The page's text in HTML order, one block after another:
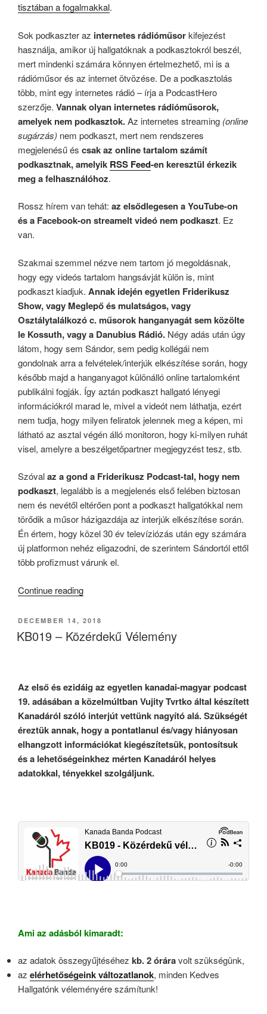
tisztában a fogalmakkal.
Sok podkaszter az internetes rádióműsorkifejezést
használja, amikor új hallgatóknak a podkasztokról beszél,
mert mindenki számára könnyen értelmezhető, mi is a
rádióműsor és az internet ötvözése. De a podkasztolás
több, mint egy internetes rádió – írja a PodcastHero
szerzője. Vannak olyan internetes rádióműsorok,
amelyek nem podkasztok.Az internetes streaming (online
sugárzás) nem podkaszt, mert nem rendszeres
megjelenésű és csak az online tartalom számít
podkasztnak, amelyik RSS Feed-en keresztül érkezik
meg a felhasználóhoz.
Rossz hírem van tehát: az elsődlegesen a YouTube-on
és a Facebook-on streamelt videó nem podkaszt. Ez
van.
Szakmai szemmel nézve nem tartom jó megoldásnak,
hogy egy videós tartalom hangsávját külön is, mint
podkaszt kiadjuk. Annak idején egyetlen Friderikusz
Show, vagy Meglepő és mulatságos, vagy
Osztálytalálkozó c. műsorok hanganyagát sem közölte
le Kossuth, vagy a Danubius Rádió. Négy adás után úgy
látom, hogy sem Sándor, sem pedig kollégái nem
gondolnak arra a felvételek/interjúk elkészítése során, hogy
később majd a hanganyagot különálló online tartalomként
publikálni fogják. Így aztán podkaszt hallgató lényegi
információkról marad le, mivel a videót nem láthatja, ezért
nem tudja, hogy milyen feliratok jelennek meg a képen, mi
látható az asztal végén álló monitoron, hogy ki-milyen ruhát
visel, amelyre a beszélgetőpartner megjegyzést tesz, stb.
Szóvalaz a gond a Friderikusz Podcast-tal, hogy nem
podkaszt, legalább is a megjelenés első felében biztosan
nem és nevétől eltérően pont a podkaszt hallgatókkal nem
törődik a műsor házigazdája az interjúk elkészítése során.
Én értem, hogy közel 30 év televíziózás után egy számára
új platformon nehéz eligazodni, de szerintem Sándortól ettől
több profizmust várunk el.
Continue reading“A
Podkasztok”
POSTED
ON
DECEMBER 14, 2018
KB019 – Közérdekű Vélemény
Az első és ezidáig az egyetlen kanadai-magyar podcast
19. adásában a közelmúltban Vujity Tvrtko által készített
Kanadáról szóló interjút vettünk nagyító alá. Szükségét
éreztük annak, hogy a pontatlanul és/vagy hiányosan
elhangzott információkat kiegészítetsük, pontosítsuk
és a lehetőségeinkhez mérten Kanadáról helyes
adatokkal, tényekkel szolgáljunk.
Ami az adásból kimaradt:
az adatok összegyűjtéséhez kb. 2 óráravolt szükségünk,
az elérhetőségeink változatlanok, minden Kedves
Hallgatónk véleményére számítunk!